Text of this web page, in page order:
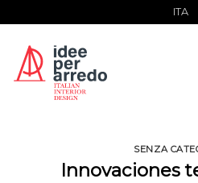
contenuti
ITA
SENZA
Innovaciones